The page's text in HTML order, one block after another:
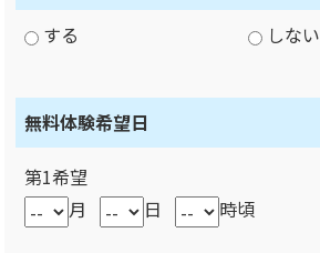
する
しない
無料体験希望日
第1希望
月
日 時頃